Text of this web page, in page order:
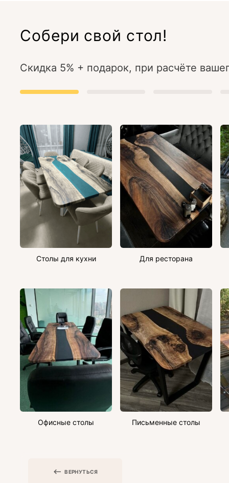
Собери свой стол!
Скидка 5% + подарок, при расчёте
Столы для кухни Для ресторана
Офисные столы Письменные столы
ВЕРНУТЬСЯ